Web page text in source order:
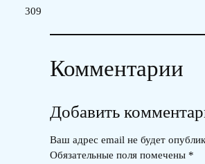
309
Комментарии
Добавить
Ваш адрес email не будет
Обязательные поля помечены *